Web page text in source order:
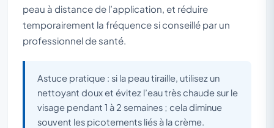
peau à distance de l’application, et réduire
temporairement la fréquence si conseillé par un
professionnel de santé.
Astuce pratique : si la peau tiraille, utilisez un
nettoyant doux et évitez l’eau très chaude sur le
visage pendant 1 à 2 semaines ; cela diminue
souvent les picotements liés à la crème.